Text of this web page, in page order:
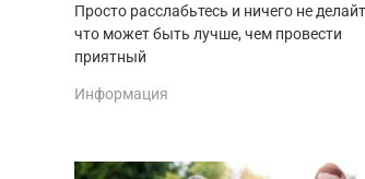
Просто расслабьтесь и ничего не
что может быть лучше, чем провести
приятный
Информация